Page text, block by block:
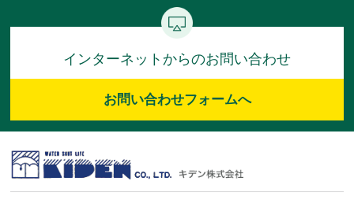
インターネットからのお問い合わせ
お問い合わせフォームへ